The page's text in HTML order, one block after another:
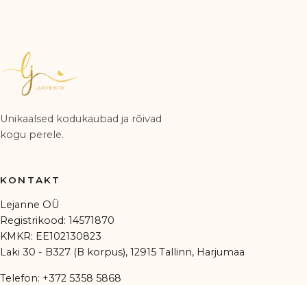
Unikaalsed kodukaubad ja rõivad
kogu perele.
KONTAKT
Lejanne OÜ
Registrikood: 14571870
KMKR: EE102130823
Laki 30 - B327 (B korpus), 12915 Tallinn, Harjumaa
Telefon: +372 5358 5868